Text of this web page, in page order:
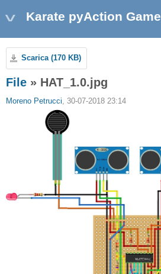
Karate pyAction Game
Scarica (170 KB)
File » HAT_1.0.jpg
Moreno Petrucci, 30-07-2018 23:14